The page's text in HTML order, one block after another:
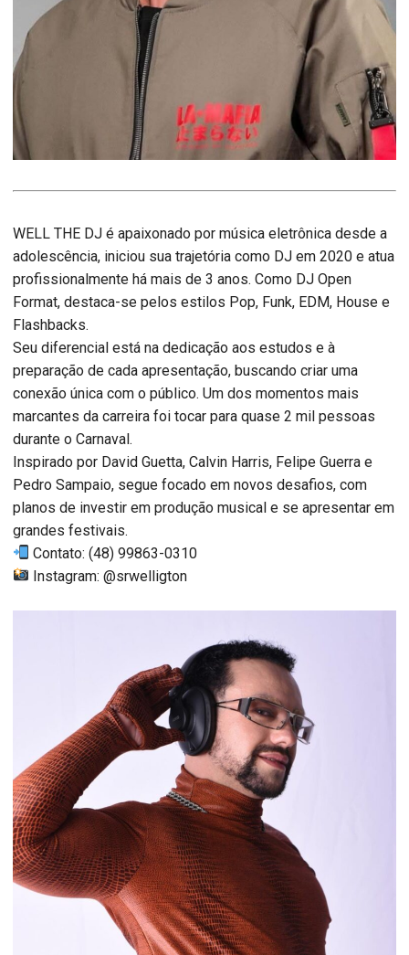
WELL THE DJ é apaixonado por música eletrônica desde a
adolescência, iniciou sua trajetória como DJ em 2020 e atua
profissionalmente há mais de 3 anos. Como DJ Open
Format, destaca-se pelos estilos Pop, Funk, EDM, House e
Flashbacks.
Seu diferencial está na dedicação aos estudos e à
preparação de cada apresentação, buscando criar uma
conexão única com o público. Um dos momentos mais
marcantes da carreira foi tocar para quase 2 mil pessoas
durante o Carnaval.
Inspirado por David Guetta, Calvin Harris, Felipe Guerra e
Pedro Sampaio, segue focado em novos desafios, com
planos de investir em produção musical e se apresentar em
grandes festivais.
Contato: (48) 99863-0310
Instagram: @srwelligton